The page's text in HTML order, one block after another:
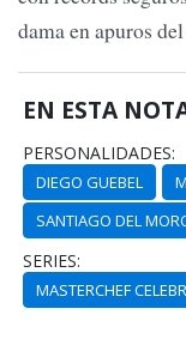
dama en apuros
EN ESTA
PERSONALIDADES:
DIEGO GUEBEL
SANTIAGO DEL
SERIES:
MASTERCHEF